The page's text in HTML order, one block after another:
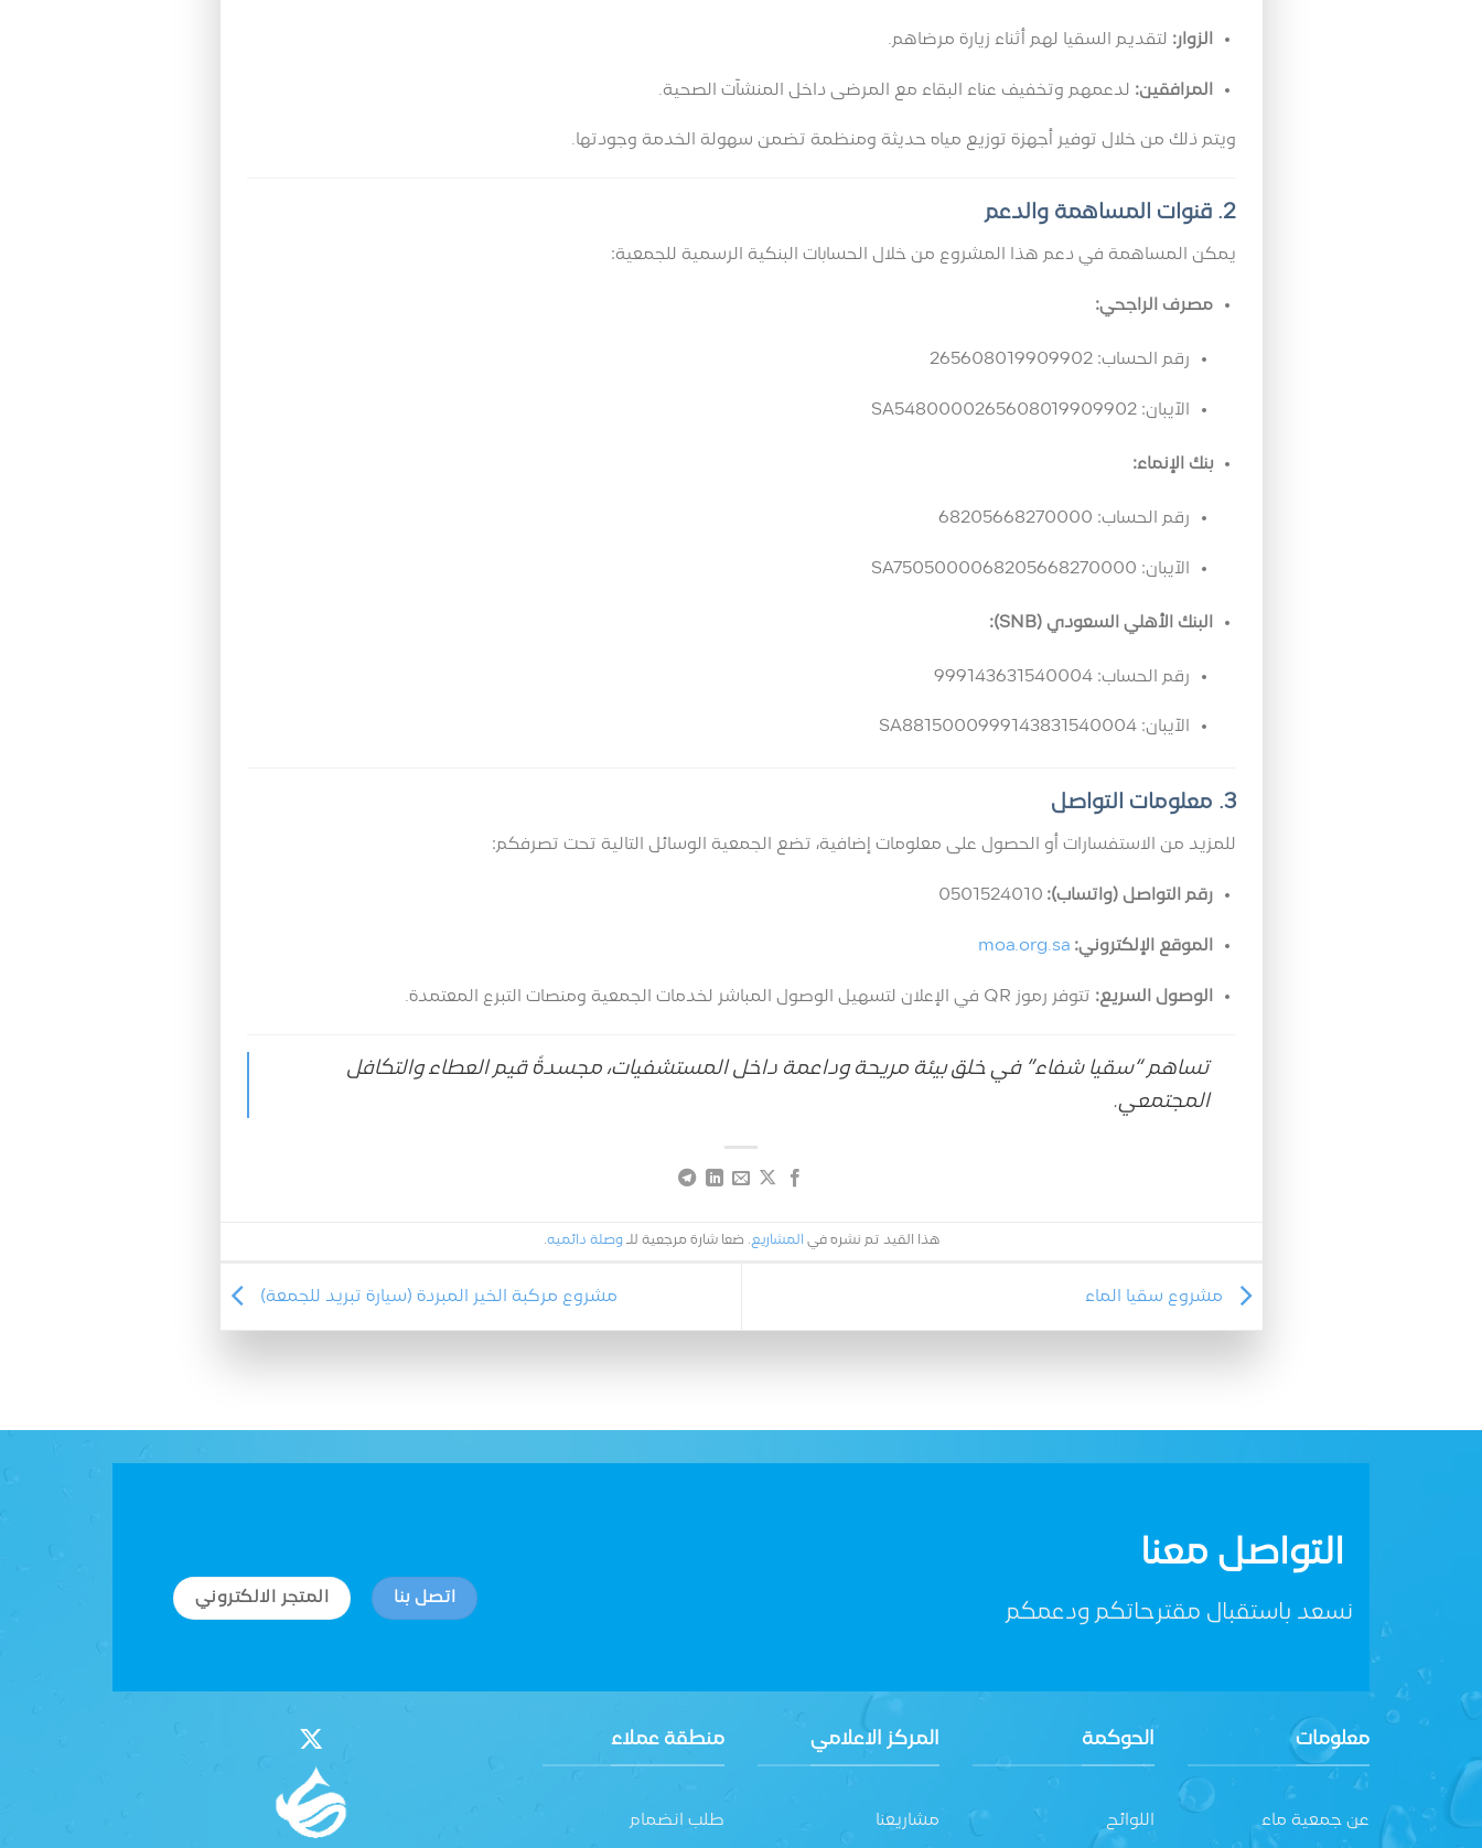
الزوار: لتقديم السقيا لهم أثناء زيارة مرضاهم.
المرافقين: لدعمهم وتخفيف عناء البقاء مع المرضى داخل المنشآت الصحية.
ويتم ذلك من خلال توفير أجهزة توزيع مياه حديثة ومنظمة تضمن سهولة الخدمة وجودتها.
2. قنوات المساهمة والدعم
يمكن المساهمة في دعم هذا المشروع من خلال الحسابات البنكية الرسمية للجمعية:
مصرف الراجحي:
رقم الحساب: 265608019909902
الآيبان: SA5480000265608019909902
بنك الإنماء:
رقم الحساب: 68205668270000
الآيبان: SA7505000068205668270000
البنك الأهلي السعودي (SNB):
رقم الحساب: 999143631540004
الآيبان: SA8815000999143831540004
3. معلومات التواصل
للمزيد من الاستفسارات أو الحصول على معلومات إضافية، تضع الجمعية الوسائل التالية تحت تصرفكم:
رقم التواصل (واتساب): 0501524010
الموقع الإلكتروني: moa.org.sa
الوصول السريع: تتوفر رموز QR في الإعلان لتسهيل الوصول المباشر لخدمات الجمعية ومنصات التبرع المعتمدة.
تساهم “سقيا شفاء” في خلق بيئة مريحة وداعمة داخل المستشفيات، مجسدةً قيم العطاء والتكافل
المجتمعي.
هذا القيد تم نشره في المشاريع. ضعا شارة مرجعية للـوصلة دائميه.
مشروع سقيا الماء مشروع مركبة الخير المبردة (سيارة تبريد للجمعة)
التواصل معنا
نسعد باستقبال مقترحاتكم ودعمكم
اتصل بنا المتجر الالكتروني
معلومات
عن جمعية ماء
الحوكمة
اللوائح
المركز الاعلامي
مشاريعنا
منطقة عملاء
طلب انضمام